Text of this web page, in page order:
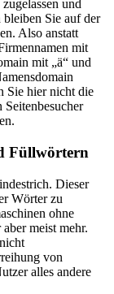
und
Sie auf der
Also anstatt
mit
mit „ä“ und
Sie hier nicht die
Füllwörtern
Dieser
Wörter zu
ohne
meist mehr.
von
alles andere